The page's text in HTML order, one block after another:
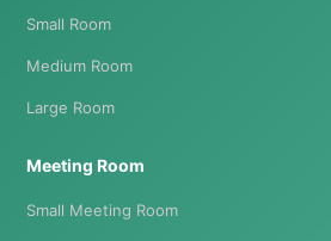
Small Room
Medium Room
Large Room
Meeting Room
Small Meeting Room